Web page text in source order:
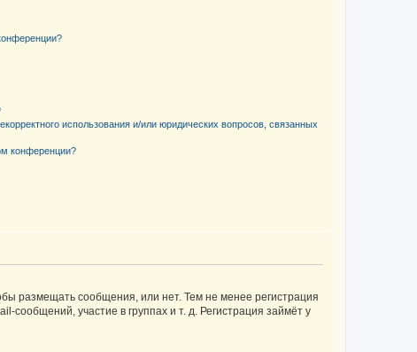
использования и/или юридических вопросов, связанных
конференции?
размещать сообщения, или нет. Тем не менее регистрация
участие в группах и т. д. Регистрация займёт у